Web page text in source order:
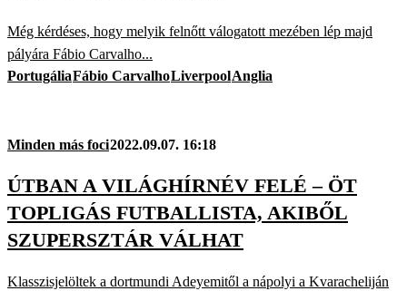
Még kérdéses, hogy melyik felnőtt válogatott mezében lép majd
pályára Fábio Carvalho...
PortugáliaFábio CarvalhoLiverpoolAnglia
Minden más foci2022.09.07. 16:18
ÚTBAN A VILÁGHÍRNÉV FELÉ – ÖT
TOPLIGÁS FUTBALLISTA, AKIBŐL
SZUPERSZTÁR VÁLHAT
Klasszisjelöltek a dortmundi Adeyemitől a nápolyi a Kvaracheliján